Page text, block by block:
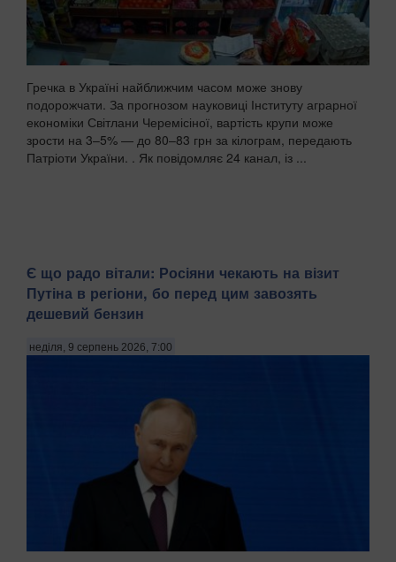
Гречка в Україні найближчим часом може знову
подорожчати. За прогнозом науковиці Інституту аграрної
економіки Світлани Черемісіної, вартість крупи може
зрости на 3–5% — до 80–83 грн за кілограм, передають
Патріоти України. . Як повідомляє 24 канал, із ...
Є що радо вітали: Росіяни чекають на візит
Путіна в регіони, бо перед цим завозять
дешевий бензин
неділя, 9 серпень 2026, 7:00